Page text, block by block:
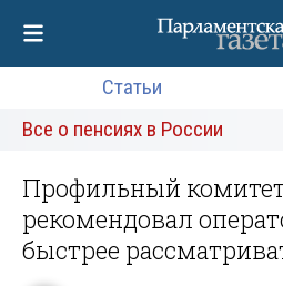
Статьи
Все о пенсиях в России
Профильный
рекомендовал
быстрее